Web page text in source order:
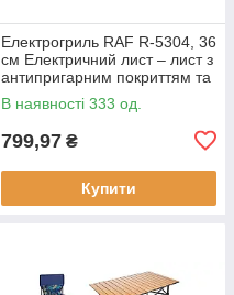
Електрогриль RAF R-5304, 36
см Електричний лист – лист з
антипригарним покриттям та
регулюванням температури
смаження, 1800 Вт
В наявності 333 од.
799,97 ₴
Купити